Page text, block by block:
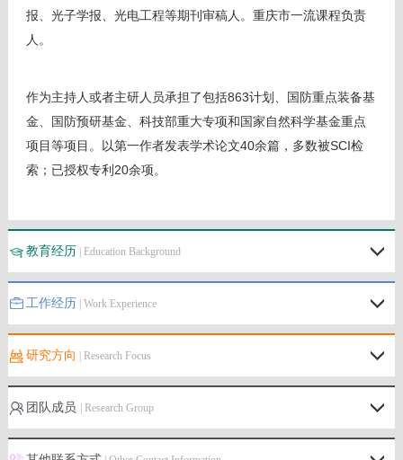
报、光子学报、光电工程等期刊审稿人。重庆市一流课程负责
人。
作为主持人或者主研人员承担了包括863计划、国防重点装备基
金、国防预研基金、科技部重大专项和国家自然科学基金重点
项目等项目。以第一作者发表学术论文40余篇，多数被SCI检
索；已授权专利20余项。
教育经历 | Education Background
工作经历 | Work Experience
研究方向 | Research Focus
团队成员 | Research Group